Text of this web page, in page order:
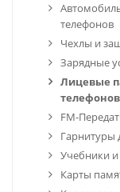
телефонов
Чехлы и
Зарядные
Лицевые
телефонов
FM-
Гарнитуры
Учебники
Карты